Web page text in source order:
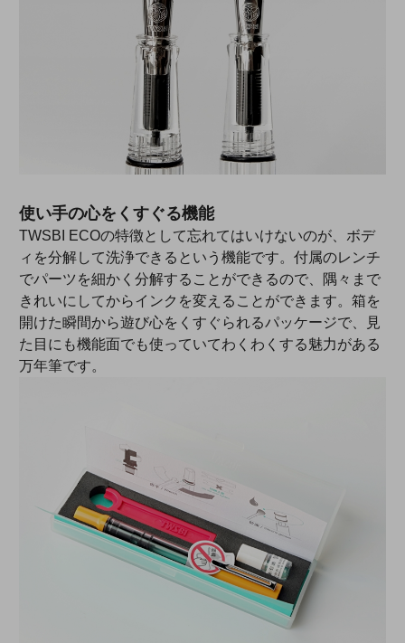
使い手の心をくすぐる機能
TWSBI ECOの特徴として忘れてはいけないのが、ボデ
ィを分解して洗浄できるという機能です。付属のレンチ
でパーツを細かく分解することができるので、隅々まで
きれいにしてからインクを変えることができます。箱を
開けた瞬間から遊び心をくすぐられるパッケージで、見
た目にも機能面でも使っていてわくわくする魅力がある
万年筆です。